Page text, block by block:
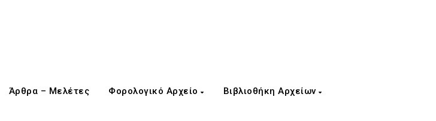
Άρθρα – Μελέτες Φορολογικό Αρχείο Βιβλιοθήκη Αρχείων